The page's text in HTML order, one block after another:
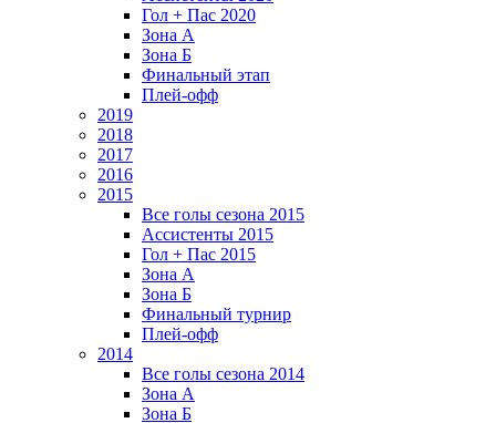
Гол + Пас 2020
Зона А
Зона Б
Финальный этап
Плей-офф
2019
2018
2017
2016
2015
Все голы сезона 2015
Ассистенты 2015
Гол + Пас 2015
Зона А
Зона Б
Финальный турнир
Плей-офф
2014
Все голы сезона 2014
Зона А
Зона Б